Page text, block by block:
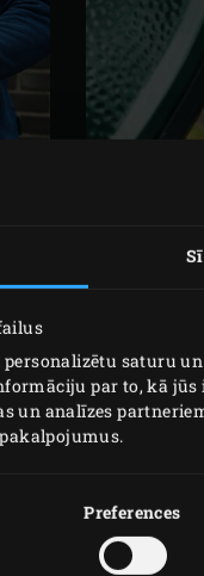
saturu
par to, kā
un analīzes
Preferences
Augšējā līmeņa otrā